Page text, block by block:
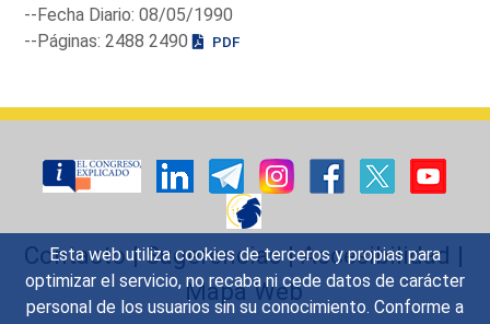
Esta web utiliza cookies de terceros y propias para
optimizar el servicio, no recaba ni cede datos de carácter
personal de los usuarios sin su conocimiento. Conforme a
--Fecha Diario: 08/05/1990
--Páginas: 2488 2490
PDF
Contacto|Sugerencias|Accesibilidad |
Mapa Web